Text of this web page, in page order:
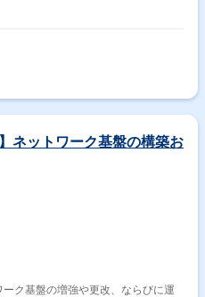
ネットワーク基盤の構築お